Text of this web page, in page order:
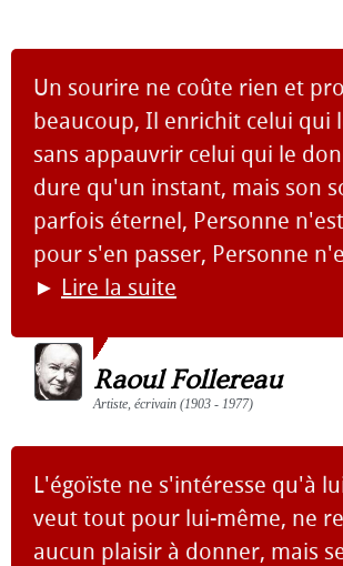
Un sourire ne coûte rien et
beaucoup, Il enrichit celui qui
sans appauvrir celui qui le
dure qu'un instant, mais son
parfois éternel, Personne
pour s'en passer, Personne
► Lire la suite
Raoul Follereau
Artiste, écrivain (1903 - 1977)
L'égoïste ne s'intéresse qu'à
veut tout pour lui-même, ne
aucun plaisir à donner, mais